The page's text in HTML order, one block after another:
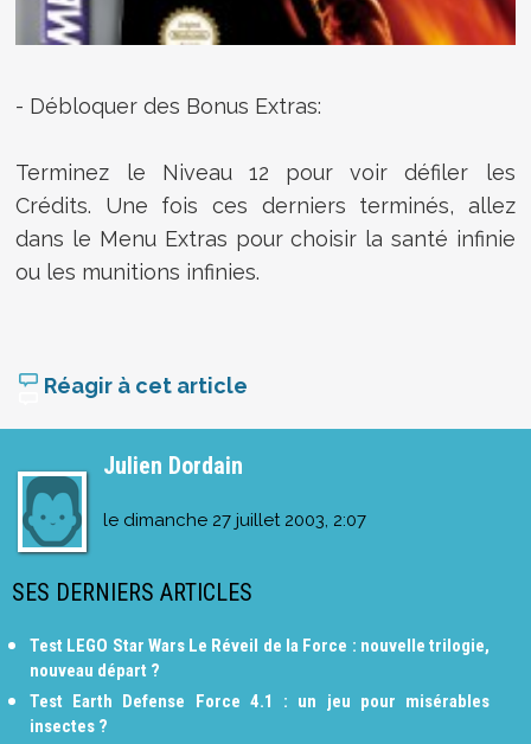
- Débloquer des Bonus Extras:
Terminez le Niveau 12 pour voir défiler les
Crédits. Une fois ces derniers terminés, allez
dans le Menu Extras pour choisir la santé infinie
ou les munitions infinies.
Réagir à cet article
Julien Dordain
le dimanche 27 juillet 2003, 2:07
SES DERNIERS ARTICLES
Test LEGO Star Wars Le Réveil de la Force : nouvelle trilogie,
nouveau départ ?
Test Earth Defense Force 4.1 : un jeu pour misérables
insectes ?